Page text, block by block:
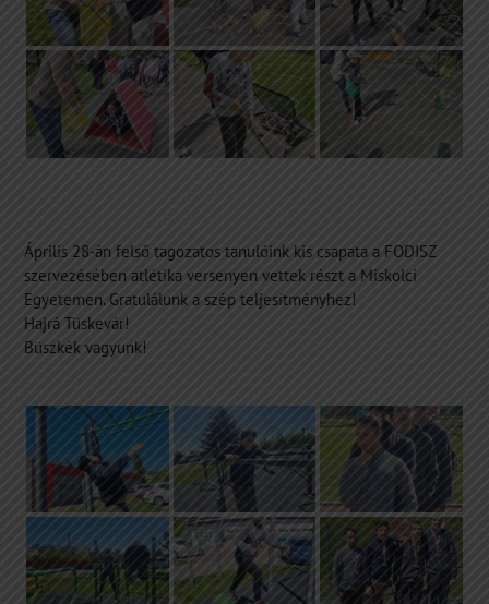
Április 28-án felső tagozatos tanulóink kis csapata a FODISZ
szervezésében atlétika versenyen vettek részt a Miskolci
Egyetemen. Gratulálunk a szép teljesítményhez!
Hajrá Tüskevár!
Büszkék vagyunk!